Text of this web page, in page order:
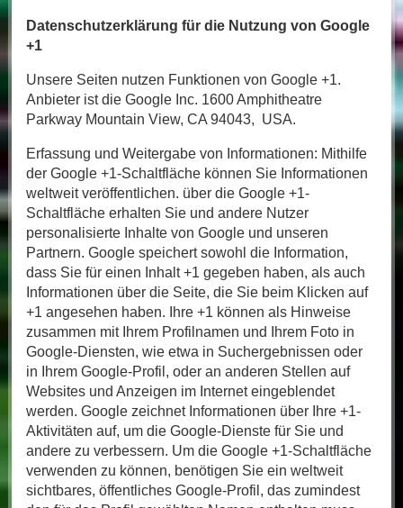
Datenschutzerklärung für die Nutzung von Google
+1
Unsere Seiten nutzen Funktionen von Google +1.
Anbieter ist die Google Inc. 1600 Amphitheatre
Parkway Mountain View, CA 94043, USA.
Erfassung und Weitergabe von Informationen: Mithilfe
der Google +1-Schaltfläche können Sie Informationen
weltweit veröffentlichen. über die Google +1-
Schaltfläche erhalten Sie und andere Nutzer
personalisierte Inhalte von Google und unseren
Partnern. Google speichert sowohl die Information,
dass Sie für einen Inhalt +1 gegeben haben, als auch
Informationen über die Seite, die Sie beim Klicken auf
+1 angesehen haben. Ihre +1 können als Hinweise
zusammen mit Ihrem Profilnamen und Ihrem Foto in
Google-Diensten, wie etwa in Suchergebnissen oder
in Ihrem Google-Profil, oder an anderen Stellen auf
Websites und Anzeigen im Internet eingeblendet
werden. Google zeichnet Informationen über Ihre +1-
Aktivitäten auf, um die Google-Dienste für Sie und
andere zu verbessern. Um die Google +1-Schaltfläche
verwenden zu können, benötigen Sie ein weltweit
sichtbares, öffentliches Google-Profil, das zumindest